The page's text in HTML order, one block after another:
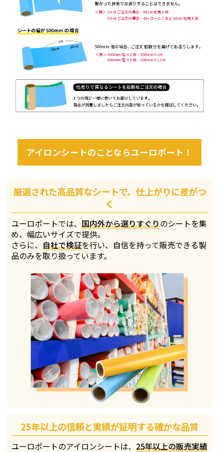
アイロンシートのことならユーロポート！
厳選された高品質なシートで、仕上がりに差がつ
く
ユーロポートでは、国内外から選りすぐりのシートを集
め、幅広いサイズで提供。
さらに、自社で検証を行い、自信を持って販売できる製
品のみを取り扱っています。
25年以上の信頼と実績が証明する確かな品質
ユーロポートのアイロンシートは、25年以上の販売実績